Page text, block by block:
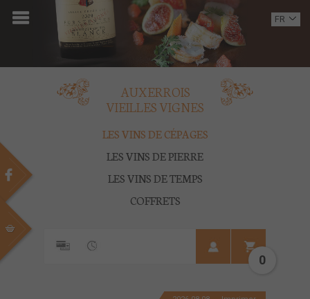
ACCUEIL
DOMAINE
VINS
MULTIMEDIA
FR
AUXERROIS
VIEILLES VIGNES
LES VINS DE CÉPAGES
LES VINS DE PIERRE
LES VINS DE TEMPS
COFFRETS
0